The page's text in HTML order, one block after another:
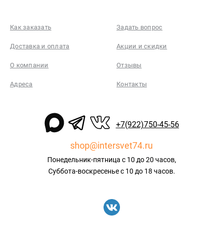
Как заказать Задать вопрос
Доставка и оплата Акции и скидки
О компании Отзывы
Адреса Контакты
+7(922)750-45-56
shop@intersvet74.ru
Понедельник-пятница с 10 до 20 часов,
Суббота-воскресенье с 10 до 18 часов.